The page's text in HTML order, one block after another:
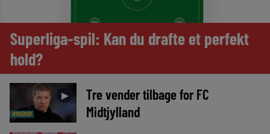
Superliga-spil: Kan du drafte et perfekt
hold?
NYHEDER
►
Tre vender tilbage for FC
Midtjylland